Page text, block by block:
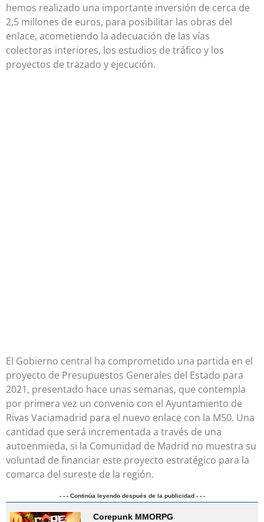
hemos realizado una importante inversión de cerca de
2,5 millones de euros, para posibilitar las obras del
enlace, acometiendo la adecuación de las vías
colectoras interiores, los estudios de tráfico y los
proyectos de trazado y ejecución.
El Gobierno central ha comprometido una partida en el
proyecto de Presupuestos Generales del Estado para
2021, presentado hace unas semanas, que contempla
por primera vez un convenio con el Ayuntamiento de
Rivas Vaciamadrid para el nuevo enlace con la M50. Una
cantidad que será incrementada a través de una
autoenmieda, si la Comunidad de Madrid no muestra su
voluntad de financiar este proyecto estratégico para la
comarca del sureste de la región.
- - - Continúa leyendo después de la publicidad - - -
Corepunk MMORPG